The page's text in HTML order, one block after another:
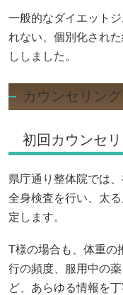
一般的なダイエット
れない、個別化され
ししました。
カウンセリン
初回カウンセ
県庁通り整体院では
全身検査を行い、太
定します。
T様の場合も、体重の
行の頻度、服用中の
ど、あらゆる情報を